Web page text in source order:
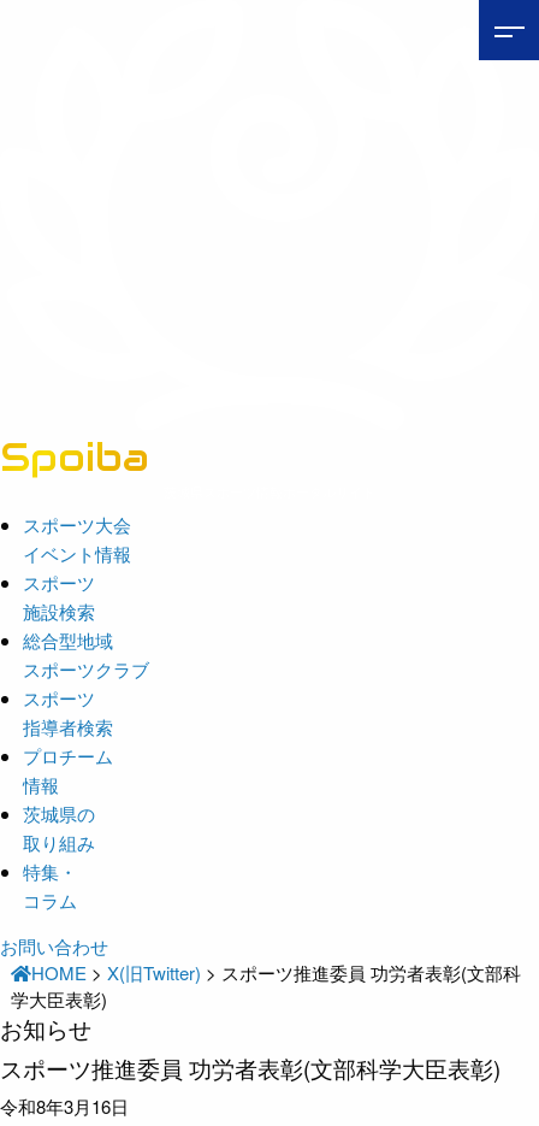
Spoiba
スポーツ大会
イベント情報
スポーツ
施設検索
総合型地域
スポーツクラブ
スポーツ
指導者検索
プロチーム
情報
茨城県の
取り組み
特集・
コラム
お問い合わせ
HOME >X(旧Twitter) > スポーツ推進委員 功労者表彰(文部科
学大臣表彰)
お知らせ
スポーツ推進委員 功労者表彰(文部科学大臣表彰)
令和8年3月16日